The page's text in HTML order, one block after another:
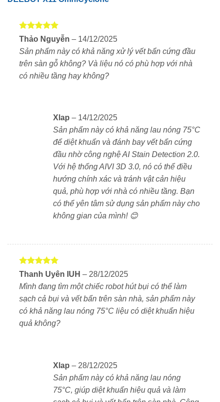
không chỉ nổi bật trong không gian sống mà còn mang
toàn rảnh tay.
Robot tích hợp công nghệPowerBoostcho phép nạp
năng lượng siêu nhanh trong khi vận hành. Chỉ trong 3
phút, X11 có thể phục hồi 6% pin, đảm bảo khả năng
Được xếp
5
sao
Thảo Nguyễn – 14/12/2025
Sản phẩm này có khả năng xử lý vết bẩn cứng đầu
trên sàn gỗ không? Và liệu nó có phù hợp với nhà
có nhiều tầng hay không?
Xlap – 14/12/2025
Sản phẩm này có khả năng lau nóng 75°C
để diệt khuẩn và đánh bay vết bẩn cứng
đầu nhờ công nghệ AI Stain Detection 2.0.
Với hệ thống AIVI 3D 3.0, nó có thể điều
hướng chính xác và tránh vật cản hiệu
quả, phù hợp với nhà có nhiều tầng. Bạn
có thể yên tâm sử dụng sản phẩm này cho
không gian của mình! 😊
Được xếp
sao
Thanh Uyên IUH – 28/12/2025
Mình đang tìm một chiếc robot hút bụi có thể làm
sạch cả bụi và vết bẩn trên sàn nhà, sản phẩm này
có khả năng lau nóng 75°C liệu có diệt khuẩn hiệu
quả không?
Xlap – 28/12/2025
Sản phẩm này có khả năng lau nóng
75°C, giúp diệt khuẩn hiệu quả và làm